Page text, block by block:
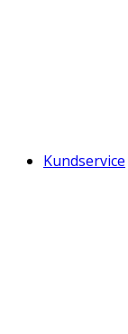
Kundservice